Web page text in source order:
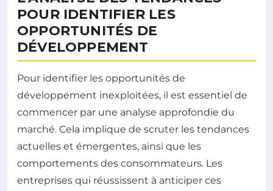
POUR IDENTIFIER LES
OPPORTUNITÉS DE
DÉVELOPPEMENT
Pour identifier les opportunités de
développement inexploitées, il est essentiel de
commencer par une analyse approfondie du
marché. Cela implique de scruter les tendances
actuelles et émergentes, ainsi que les
comportements des consommateurs. Les
entreprises qui réussissent à anticiper ces